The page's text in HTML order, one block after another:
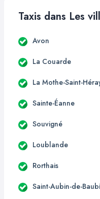
Taxis dans Les
Avon
La Couarde
La Mothe-Saint-
Sainte-Éanne
Souvigné
Loublande
Rorthais
Saint-Aubin-de-